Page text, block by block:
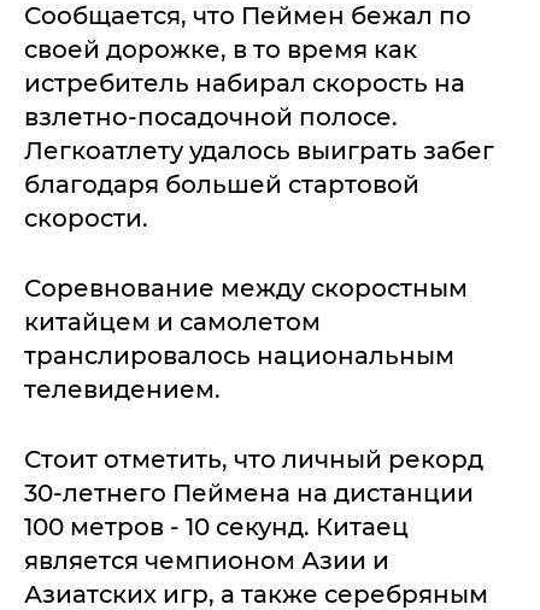
Сообщается, что Пеймен бежал по
своей дорожке, в то время как
истребитель набирал скорость на
взлетно-посадочной полосе.
Легкоатлету удалось выиграть забег
благодаря большей стартовой
скорости.
Соревнование между скоростным
китайцем и самолетом
транслировалось национальным
телевидением.
Стоит отметить, что личный рекорд
30-летнего Пеймена на дистанции
100 метров - 10 секунд. Китаец
является чемпионом Азии и
Азиатских игр, а также серебряным